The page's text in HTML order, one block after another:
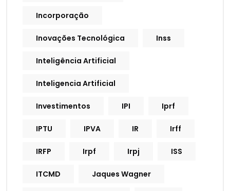
Incorporação
Inovações Tecnológica Inss
Inteligência Artificial
Inteligencia Artificial
Investimentos IPI Iprf
IPTU IPVA IR Irff
IRFP Irpf Irpj ISS
ITCMD Jaques Wagner